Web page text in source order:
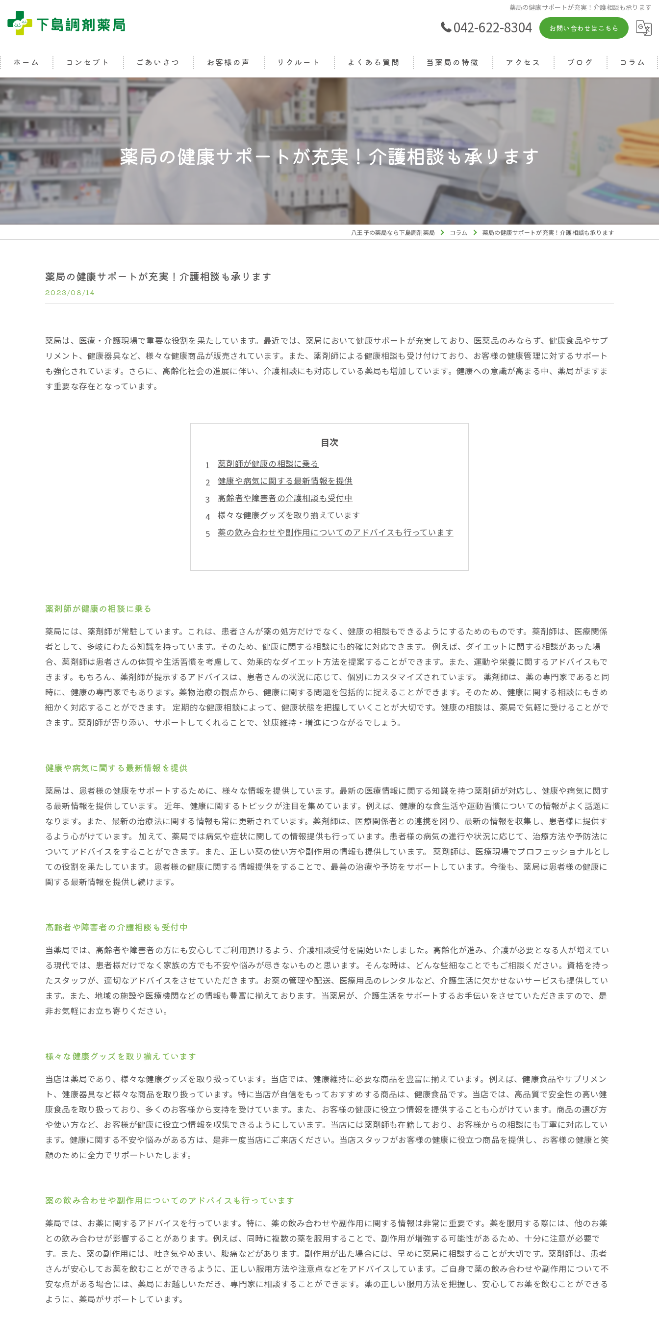
薬局の健康サポートが充実！介護相談も承ります
042-622-8304 お問い合わせはこちら
ホーム コンセプト ごあいさつ お客様の声 リクルート よくある質問 当薬局の特徴
処方箋
栄養相談
かかりつけ
介護
オンライン
アクセス ブログ コラム
薬局の健康サポートが充実！介護相談も承ります
八王子の薬局なら下島調剤薬局 コラム 薬局の健康サポートが充実！介護相談も承ります
薬局の健康サポートが充実！介護相談も承ります
2023/08/14
薬局は、医療・介護現場で重要な役割を果たしています。最近では、薬局において健康サポートが充実しており、医薬品のみならず、健康食品やサプ
リメント、健康器具など、様々な健康商品が販売されています。また、薬剤師による健康相談も受け付けており、お客様の健康管理に対するサポート
も強化されています。さらに、高齢化社会の進展に伴い、介護相談にも対応している薬局も増加しています。健康への意識が高まる中、薬局がますま
す重要な存在となっています。
目次
薬剤師が健康の相談に乗る
健康や病気に関する最新情報を提供
高齢者や障害者の介護相談も受付中
様々な健康グッズを取り揃えています
薬の飲み合わせや副作用についてのアドバイスも行っています
薬剤師が健康の相談に乗る
薬局には、薬剤師が常駐しています。これは、患者さんが薬の処方だけでなく、健康の相談もできるようにするためのものです。薬剤師は、医療関係
者として、多岐にわたる知識を持っています。そのため、健康に関する相談にも的確に対応できます。 例えば、ダイエットに関する相談があった場
合、薬剤師は患者さんの体質や生活習慣を考慮して、効果的なダイエット方法を提案することができます。また、運動や栄養に関するアドバイスもで
きます。もちろん、薬剤師が提示するアドバイスは、患者さんの状況に応じて、個別にカスタマイズされています。 薬剤師は、薬の専門家であると同
時に、健康の専門家でもあります。薬物治療の観点から、健康に関する問題を包括的に捉えることができます。そのため、健康に関する相談にもきめ
細かく対応することができます。 定期的な健康相談によって、健康状態を把握していくことが大切です。健康の相談は、薬局で気軽に受けることがで
きます。薬剤師が寄り添い、サポートしてくれることで、健康維持・増進につながるでしょう。
健康や病気に関する最新情報を提供
薬局は、患者様の健康をサポートするために、様々な情報を提供しています。最新の医療情報に関する知識を持つ薬剤師が対応し、健康や病気に関す
る最新情報を提供しています。 近年、健康に関するトピックが注目を集めています。例えば、健康的な食生活や運動習慣についての情報がよく話題に
なります。また、最新の治療法に関する情報も常に更新されています。薬剤師は、医療関係者との連携を図り、最新の情報を収集し、患者様に提供す
るよう心がけています。 加えて、薬局では病気や症状に関しての情報提供も行っています。患者様の病気の進行や状況に応じて、治療方法や予防法に
ついてアドバイスをすることができます。また、正しい薬の使い方や副作用の情報も提供しています。 薬剤師は、医療現場でプロフェッショナルとし
ての役割を果たしています。患者様の健康に関する情報提供をすることで、最善の治療や予防をサポートしています。今後も、薬局は患者様の健康に
関する最新情報を提供し続けます。
高齢者や障害者の介護相談も受付中
当薬局では、高齢者や障害者の方にも安心してご利用頂けるよう、介護相談受付を開始いたしました。高齢化が進み、介護が必要となる人が増えてい
る現代では、患者様だけでなく家族の方でも不安や悩みが尽きないものと思います。そんな時は、どんな些細なことでもご相談ください。資格を持っ
たスタッフが、適切なアドバイスをさせていただきます。お薬の管理や配送、医療用品のレンタルなど、介護生活に欠かせないサービスも提供してい
ます。また、地域の施設や医療機関などの情報も豊富に揃えております。当薬局が、介護生活をサポートするお手伝いをさせていただきますので、是
非お気軽にお立ち寄りください。
様々な健康グッズを取り揃えています
当店は薬局であり、様々な健康グッズを取り扱っています。当店では、健康維持に必要な商品を豊富に揃えています。例えば、健康食品やサプリメン
ト、健康器具など様々な商品を取り扱っています。特に当店が自信をもっておすすめする商品は、健康食品です。当店では、高品質で安全性の高い健
康食品を取り扱っており、多くのお客様から支持を受けています。また、お客様の健康に役立つ情報を提供することも心がけています。商品の選び方
や使い方など、お客様が健康に役立つ情報を収集できるようにしています。当店には薬剤師も在籍しており、お客様からの相談にも丁寧に対応してい
ます。健康に関する不安や悩みがある方は、是非一度当店にご来店ください。当店スタッフがお客様の健康に役立つ商品を提供し、お客様の健康と笑
顔のために全力でサポートいたします。
薬の飲み合わせや副作用についてのアドバイスも行っています
薬局では、お薬に関するアドバイスを行っています。特に、薬の飲み合わせや副作用に関する情報は非常に重要です。薬を服用する際には、他のお薬
との飲み合わせが影響することがあります。例えば、同時に複数の薬を服用することで、副作用が増強する可能性があるため、十分に注意が必要で
す。また、薬の副作用には、吐き気やめまい、腹痛などがあります。副作用が出た場合には、早めに薬局に相談することが大切です。薬剤師は、患者
さんが安心してお薬を飲むことができるように、正しい服用方法や注意点などをアドバイスしています。ご自身で薬の飲み合わせや副作用について不
安な点がある場合には、薬局にお越しいただき、専門家に相談することができます。薬の正しい服用方法を把握し、安心してお薬を飲むことができる
ように、薬局がサポートしています。